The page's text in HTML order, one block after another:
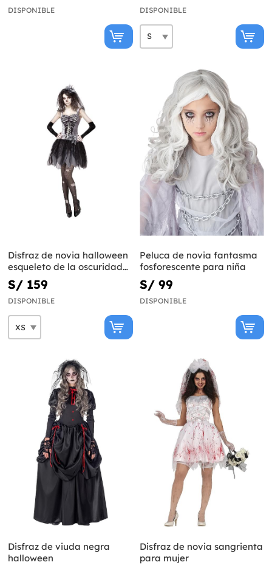
DISPONIBLE DISPONIBLE
Disfraz de novia halloween
esqueleto de la oscuridad
sexy para mujer
S/ 159
DISPONIBLE
Peluca de novia fantasma
fosforescente para niña
S/ 99
DISPONIBLE
Disfraz de viuda negra
halloween
Disfraz de novia sangrienta
para mujer